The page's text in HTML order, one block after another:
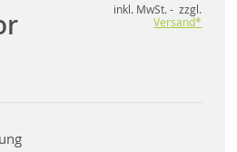
inkl. MwSt. - zzgl.
Versand*